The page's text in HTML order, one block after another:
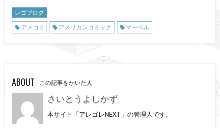
レゴブログ
アメコミ
アメリカンコミック マーベル
ABOUT この記事をかいた人
さいとうよしかず
本サイト「アレゴレNEXT」の管理人です。